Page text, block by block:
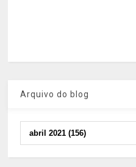
Arquivo do blog